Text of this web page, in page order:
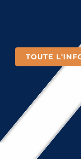
TOUTE